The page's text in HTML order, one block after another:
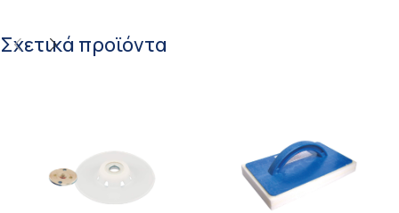
Σχετικά προϊόντα